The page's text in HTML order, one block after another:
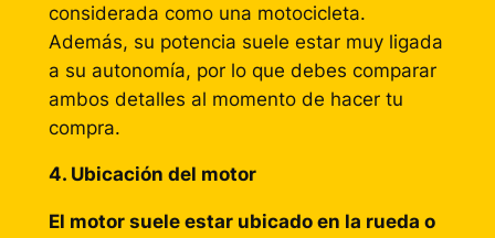
considerada como una motocicleta.
Además, su potencia suele estar muy ligada
a su autonomía, por lo que debes comparar
ambos detalles al momento de hacer tu
compra.
4. Ubicación del motor
El motor suele estar ubicado en la rueda o